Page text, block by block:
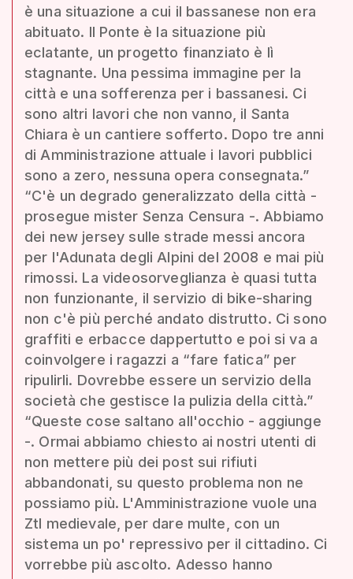
è una situazione a cui il bassanese non era
abituato. Il Ponte è la situazione più
eclatante, un progetto finanziato è lì
stagnante. Una pessima immagine per la
città e una sofferenza per i bassanesi. Ci
sono altri lavori che non vanno, il Santa
Chiara è un cantiere sofferto. Dopo tre anni
di Amministrazione attuale i lavori pubblici
sono a zero, nessuna opera consegnata.”
“C'è un degrado generalizzato della città -
prosegue mister Senza Censura -. Abbiamo
dei new jersey sulle strade messi ancora
per l'Adunata degli Alpini del 2008 e mai più
rimossi. La videosorveglianza è quasi tutta
non funzionante, il servizio di bike-sharing
non c'è più perché andato distrutto. Ci sono
graffiti e erbacce dappertutto e poi si va a
coinvolgere i ragazzi a “fare fatica” per
ripulirli. Dovrebbe essere un servizio della
società che gestisce la pulizia della città.”
“Queste cose saltano all'occhio - aggiunge
-. Ormai abbiamo chiesto ai nostri utenti di
non mettere più dei post sui rifiuti
abbandonati, su questo problema non ne
possiamo più. L'Amministrazione vuole una
Ztl medievale, per dare multe, con un
sistema un po' repressivo per il cittadino. Ci
vorrebbe più ascolto. Adesso hanno